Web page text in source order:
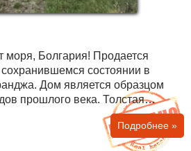
Продается
состоянии в
Дом является образцом
прошлого века. Толстая
этаже, дубовые балки и
стены. Крыша с турецкой
и прочная. Очень хорошее
Подробнее »